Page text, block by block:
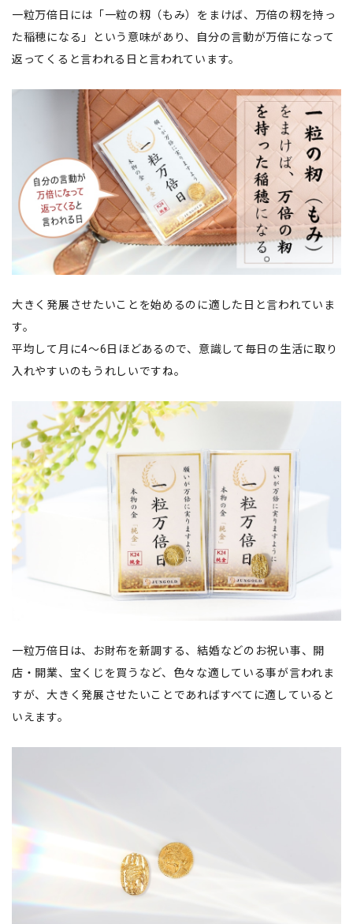
一粒万倍日には「一粒の籾（もみ）をまけば、万倍の籾を持っ
た稲穂になる」という意味があり、自分の言動が万倍になって
返ってくると言われる日と言われています。
大きく発展させたいことを始めるのに適した日と言われていま
す。
平均して月に4～6日ほどあるので、意識して毎日の生活に取り
入れやすいのもうれしいですね。
一粒万倍日は、お財布を新調する、結婚などのお祝い事、開
店・開業、宝くじを買うなど、色々な適している事が言われま
すが、大きく発展させたいことであればすべてに適していると
いえます。